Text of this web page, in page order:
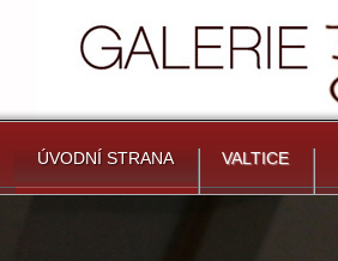
ÚVODNÍ STRANA VALTICE